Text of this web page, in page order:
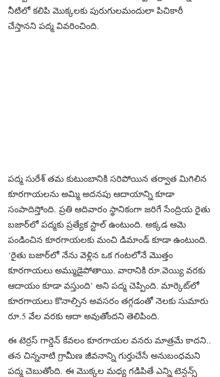
నీటిలో కలిపి మొక్కలకు పురుగులమందులా పిచికారీ
చేస్తానని పద్మ వివరించింది.
పద్మ సురేశ్ తమ కుటుంబానికి సరిపోయిన తర్వాత మిగిలిన
కూరగాయలను అమ్మి అదనపు ఆదాయాన్ని కూడా
సంపాదిస్తోంది. ప్రతి ఆదివారం స్థానికంగా జరిగే సేంద్రియ రైతు
బజార్‌లో పద్మకు ప్రత్యేక స్టాల్ ఉంటుంది. అక్కడ ఆమె
పండించిన కూరగాయలకు మంచి డిమాండ్ కూడా ఉంటుంది.
‘రైతు బజార్‌లో నేను వెళ్లిన ఒక గంటలోనే మొత్తం
కూరగాయలు అమ్ముడైపోతాయి. వారానికి రూ.వెయ్యి వరకు
ఆదాయం కూడా వస్తుంది’ అని పద్మ చెప్పింది. మార్కెట్‌లో
కూరగాయలు కొనాల్సిన అవసరం తగ్గడంతో నెలకు సుమారు
రూ.5 వేల వరకు ఆదా అవుతోందని తెలిపింది.
ఈ టెర్రస్ గార్డెన్ కేవలం కూరగాయల వనరు మాత్రమే కాదని..
తన చిన్ననాటి గ్రామీణ జీవనాన్ని గుర్తుచేసే అనుబంధమని
పద్మ చెబుతోంది. ఈ మొక్కల మధ్య గడిపితే ఎన్ని టెన్షన్స్